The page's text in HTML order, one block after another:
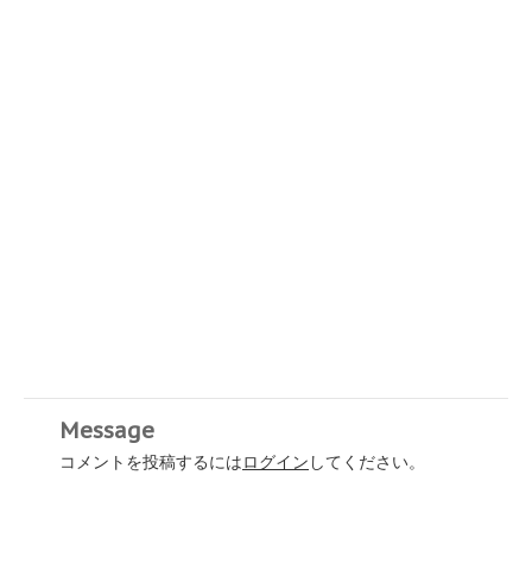
Message
コメントを投稿するにはログイン してください。